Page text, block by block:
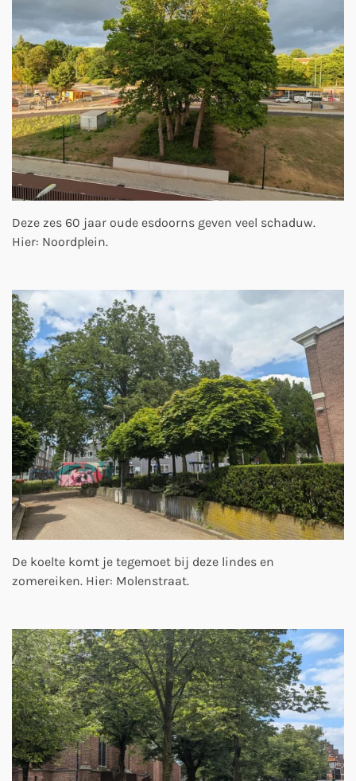
Deze zes 60 jaar oude esdoorns geven veel schaduw.
Hier: Noordplein.
De koelte komt je tegemoet bij deze lindes en
zomereiken. Hier: Molenstraat.